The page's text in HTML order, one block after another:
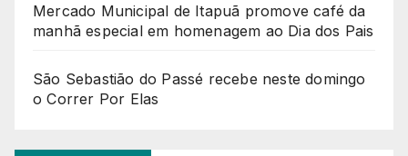
Mercado Municipal de Itapuã promove café da
manhã especial em homenagem ao Dia dos Pais
São Sebastião do Passé recebe neste domingo
o Correr Por Elas